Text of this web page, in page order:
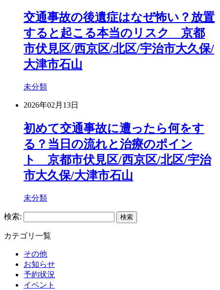
交通事故の後遺症はなぜ怖い？放置
すると起こる本当のリスク 京都
市伏見区/西京区/北区/宇治市大久保/
大津市石山
未分類
2026年02月13日
初めて交通事故に遭ったら何をす
る？当日の流れと治療のポイン
ト 京都市伏見区/西京区/北区/宇治
市大久保/大津市石山
未分類
検索:
カテゴリ一覧
その他
お知らせ
予約状況
イベント